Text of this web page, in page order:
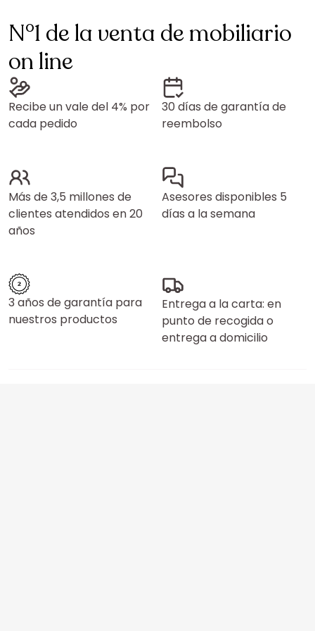
N°1 de la venta de mobiliario
on line
Recibe un vale del 4% por
cada pedido
30 días de garantía de
reembolso
Más de 3,5 millones de
clientes atendidos en 20
años
Asesores disponibles 5
días a la semana
3 años de garantía para
nuestros productos
Entrega a la carta: en
punto de recogida o
entrega a domicilio